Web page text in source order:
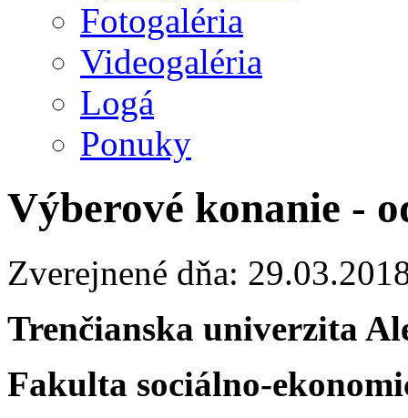
Fotogaléria
Videogaléria
Logá
Ponuky
Výberové konanie -
Zverejnené dňa:
Trenčianska univerzita
Fakulta sociálno-